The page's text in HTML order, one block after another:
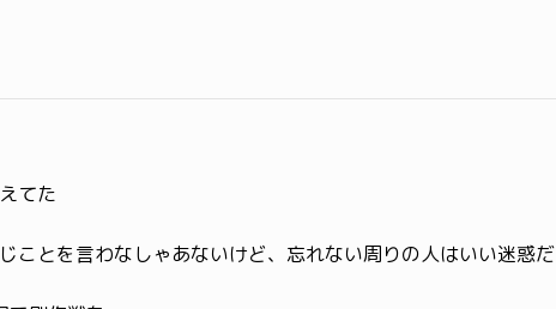
てた
ことを言わなしゃあないけど、忘れない周りの人はいい迷惑だ